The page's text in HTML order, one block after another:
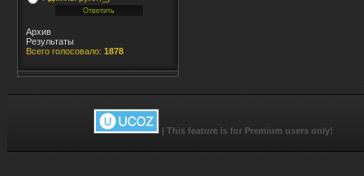
Архив
Результаты
Всего голосовало: 1878
| This feature is for Premium users only!